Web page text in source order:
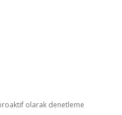
olarak denetleme